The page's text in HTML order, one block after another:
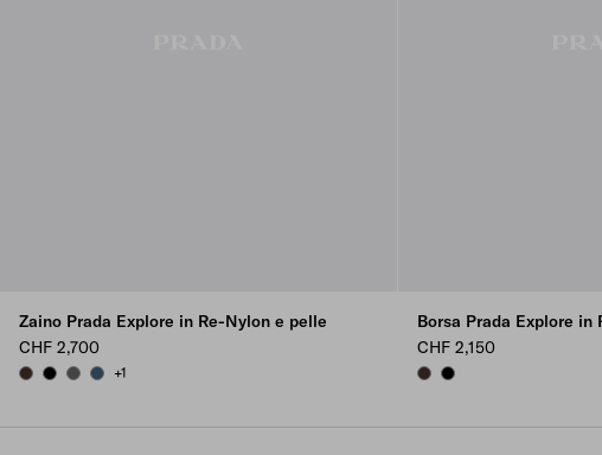
Zaino Prada Explore in Re-Nylon e pelle
CHF 2,700
SIENNA
BLACKSMOKY GRAY
AVIATION BLUE
+1
Borsa Prada Explore in
CHF 2,150
SIENNABLACK